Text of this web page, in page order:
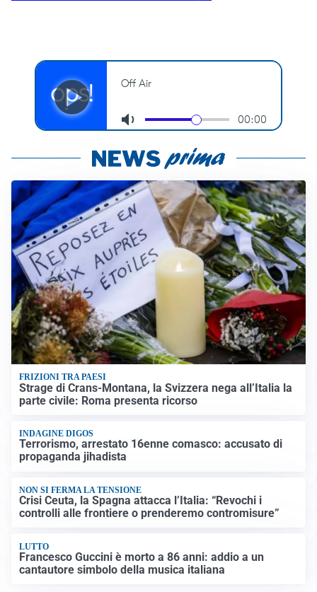
FRIZIONI TRA PAESI
Strage di Crans-Montana, la Svizzera nega all’Italia la
parte civile: Roma presenta ricorso
INDAGINE DIGOS
Terrorismo, arrestato 16enne comasco: accusato di
propaganda jihadista
NON SI FERMA LA TENSIONE
Crisi Ceuta, la Spagna attacca l’Italia: “Revochi i
controlli alle frontiere o prenderemo contromisure”
LUTTO
Francesco Guccini è morto a 86 anni: addio a un
cantautore simbolo della musica italiana